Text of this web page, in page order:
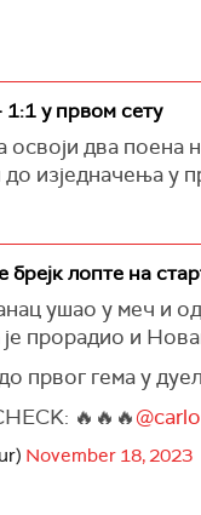
у првом сету
освоји два поена
изједначења у
брејк лопте на
ушао у меч и
прорадио и
првог гема у
🔥🔥🔥
November 18, 2023